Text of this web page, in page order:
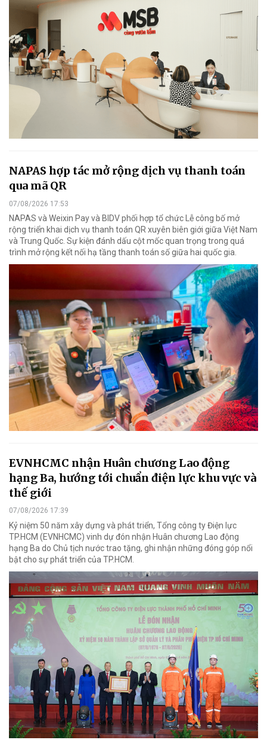
NAPAS hợp tác mở rộng dịch vụ thanh toán
qua mã QR
07/08/2026 17:53
NAPAS và Weixin Pay và BIDV phối hợp tổ chức Lễ công bố mở
rộng triển khai dịch vụ thanh toán QR xuyên biên giới giữa Việt Nam
và Trung Quốc. Sự kiện đánh dấu cột mốc quan trọng trong quá
trình mở rộng kết nối hạ tầng thanh toán số giữa hai quốc gia.
EVNHCMC nhận Huân chương Lao động
hạng Ba, hướng tới chuẩn điện lực khu vực và
thế giới
07/08/2026 17:39
Kỷ niệm 50 năm xây dựng và phát triển, Tổng công ty Điện lực
TP.HCM (EVNHCMC) vinh dự đón nhận Huân chương Lao động
hạng Ba do Chủ tịch nước trao tặng, ghi nhận những đóng góp nổi
bật cho sự phát triển của TP.HCM.